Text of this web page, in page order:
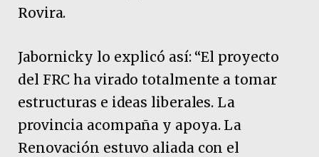
Rovira.
Jabornicky lo explicó así: “El proyecto
del FRC ha virado totalmente a tomar
estructuras e ideas liberales. La
provincia acompaña y apoya. La
Renovación estuvo aliada con el